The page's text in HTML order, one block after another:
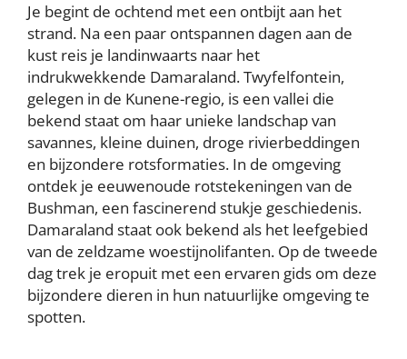
Je begint de ochtend met een ontbijt aan het
strand. Na een paar ontspannen dagen aan de
kust reis je landinwaarts naar het
indrukwekkende Damaraland. Twyfelfontein,
gelegen in de Kunene-regio, is een vallei die
bekend staat om haar unieke landschap van
savannes, kleine duinen, droge rivierbeddingen
en bijzondere rotsformaties. In de omgeving
ontdek je eeuwenoude rotstekeningen van de
Bushman, een fascinerend stukje geschiedenis.
Damaraland staat ook bekend als het leefgebied
van de zeldzame woestijnolifanten. Op de tweede
dag trek je eropuit met een ervaren gids om deze
bijzondere dieren in hun natuurlijke omgeving te
spotten.